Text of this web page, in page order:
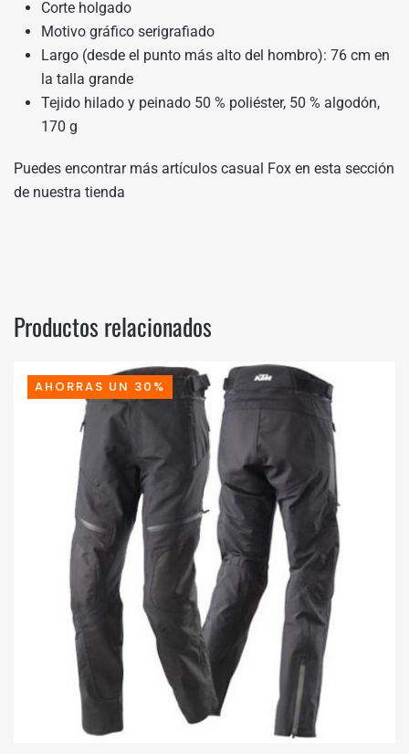
Corte holgado
Motivo gráfico serigrafiado
Largo (desde el punto más alto del hombro): 76 cm en
la talla grande
Tejido hilado y peinado 50 % poliéster, 50 % algodón,
170 g
Puedes encontrar más artículos casual Fox en esta sección
de nuestra tienda
Productos relacionados
AHORRAS UN 30%